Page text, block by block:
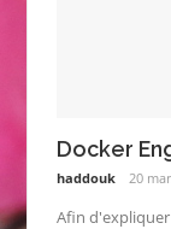
Docker
haddouk 20
Afin